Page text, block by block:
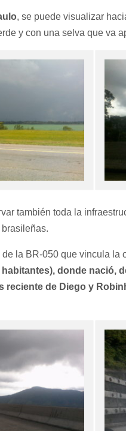
, se puede visualizar
y con una selva que va
también toda la
la BR-050 que vincula la
habitantes), donde nació,
reciente de Diego y